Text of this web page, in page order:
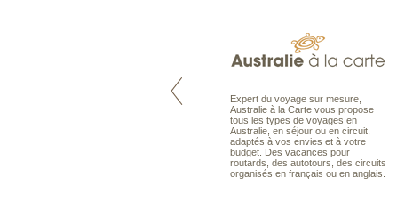
Pacifique à la carte est le spécialiste
Expert du voyage sur mesure,
Australie à la Carte vous propose
tous les types de voyages en
Australie, en séjour ou en circuit,
adaptés à vos envies et à votre
budget. Des vacances pour
routards, des autotours, des circuits
organisés en français ou en anglais.